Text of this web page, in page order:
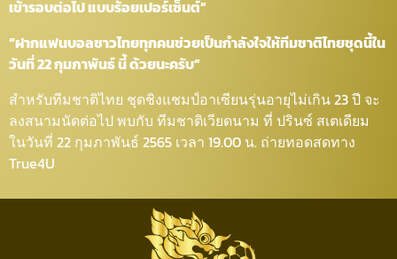
เข้ารอบต่อไป แบบร้อยเปอร์เซ็นต์”
“ฝากแฟนบอลชาวไทยทุกคนช่วยเป็นกำลังใจให้ทีมชาติไทยชุดนี้ใน
วันที่ 22 กุมภาพันธ์ นี้ ด้วยนะครับ”
สำหรับทีมชาติไทย ชุดชิงแชมป์อาเซียนรุ่นอายุไม่เกิน 23 ปี จะ
ลงสนามนัดต่อไป พบกับ ทีมชาติเวียดนาม ที่ ปรินซ์ สเตเดียม
ในวันที่ 22 กุมภาพันธ์ 2565 เวลา 19.00 น. ถ่ายทอดสดทาง
True4U